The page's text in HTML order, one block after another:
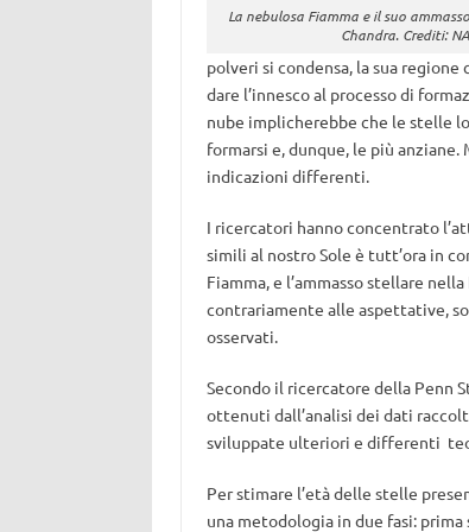
La nebulosa Fiamma e il suo
Chandra. Crediti:
polveri si condensa, la sua
dare l’innesco al processo di
nube implicherebbe che le stelle
formarsi e, dunque, le più
indicazioni differenti.
I ricercatori hanno concentrato
simili al nostro Sole è tutt’ora in
Fiamma, e l’ammasso stellare
contrariamente alle aspettative,
osservati.
Secondo il ricercatore della Penn
ottenuti dall’analisi dei dati
sviluppate ulteriori e differenti
Per stimare l’età delle stelle
una metodologia in due fasi: